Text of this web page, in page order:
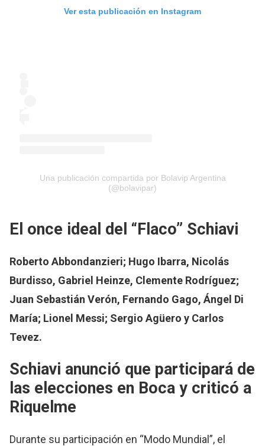
Ver esta publicación en Instagram
Una publicación compartida por Bolavip Argentina
(@bolavipar)
El once ideal del “Flaco” Schiavi
Roberto Abbondanzieri; Hugo Ibarra, Nicolás
Burdisso, Gabriel Heinze, Clemente Rodríguez;
Juan Sebastián Verón, Fernando Gago, Ángel Di
María; Lionel Messi; Sergio Agüero y Carlos
Tevez.
Schiavi anunció que participará de
las elecciones en Boca y criticó a
Riquelme
Durante su participación en “Modo Mundial”, el